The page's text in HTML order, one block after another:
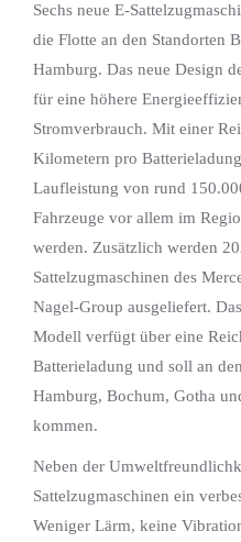
Sechs neue E-
die Flotte an den Standorten
Hamburg. Das neue Design
für eine höhere
Stromverbrauch. Mit einer
Kilometern pro
Laufleistung von rund
Fahrzeuge vor allem im
werden. Zusätzlich werden
Sattelzugmaschinen des
Nagel-Group ausgeliefert.
Modell verfügt über eine
Batterieladung und soll an
Hamburg, Bochum, Gotha
kommen.
Neben der
Sattelzugmaschinen ein
Weniger Lärm, keine